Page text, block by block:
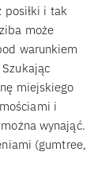
posiłki i tak
może
warunkiem
miejskiego
i
wynająć.
(gumtree,